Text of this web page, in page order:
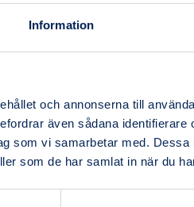
Information
och annonserna till
även sådana identifierare
som vi samarbetar med.
som de har samlat in när du